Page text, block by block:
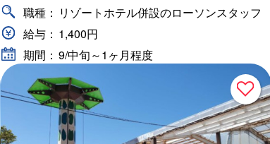
職種： リゾートホテル併設のローソンスタッフ
給与： 1,400円
期間： 9/中旬～1ヶ月程度